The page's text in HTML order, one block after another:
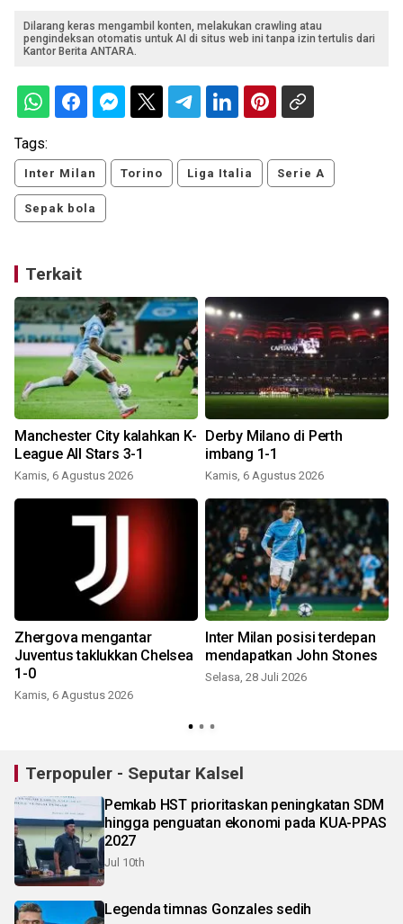
Dilarang keras mengambil konten, melakukan crawling atau
pengindeksan otomatis untuk AI di situs web ini tanpa izin tertulis dari
Kantor Berita ANTARA.
Tags:
Inter Milan Torino Liga Italia Serie A
Sepak bola
Terkait
Manchester City kalahkan K-
League All Stars 3-1
Kamis, 6 Agustus 2026
Derby Milano di Perth
imbang 1-1
Kamis, 6 Agustus 2026
Zhergova mengantar
Juventus taklukkan Chelsea
1-0
Kamis, 6 Agustus 2026
Inter Milan posisi terdepan
mendapatkan John Stones
Selasa, 28 Juli 2026
Terpopuler - Seputar Kalsel
Pemkab HST prioritaskan peningkatan SDM
hingga penguatan ekonomi pada KUA-PPAS
2027
Jul 10th
Legenda timnas Gonzales sedih